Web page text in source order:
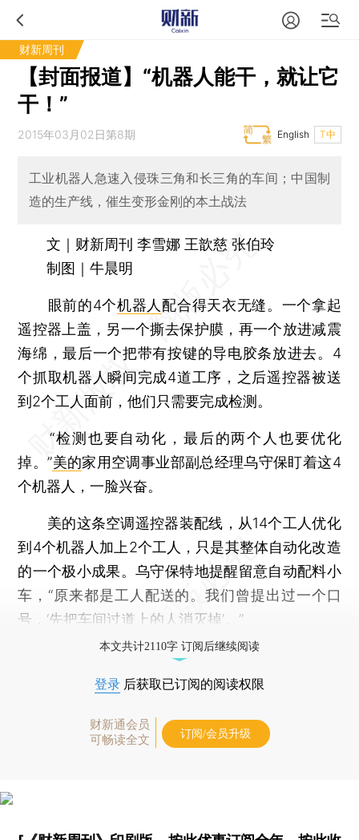
财新周刊
【封面报道】“机器人能干，就让它
干！”
2015年03月02日第8期 T中
English
工业机器人急速入侵珠三角和长三角的车间；中国制
造的生产线，催生变形金刚的本土战法
文｜财新周刊 李雪娜 王歆慈 张伯玲
制图｜牛晨明
眼前的4个机器人配合得天衣无缝。一个拿起
遥控器上盖，另一个撕去保护膜，再一个放进减震
海绵，最后一个把带有按键的导电胶条放进去。4
个抓取机器人瞬间完成4道工序，之后遥控器被送
到2个工人面前，他们只需要完成检测。
“检测也要自动化，最后的两个人也要优化
掉。”美的家用空调事业部副总经理乌守保盯着这4
个机器人，一脸兴奋。
美的这条空调遥控器装配线，从14个工人优化
到4个机器人加上2个工人，只是其整体自动化改造
的一个极小成果。乌守保特地提醒留意自动配料小
车，“原来都是工人配送的。我们曾提出过一个口
号，‘先把车间过道上的人消灭掉’。”
本文共计2110字 订阅后继续阅读
登录 后获取已订阅的阅读权限
财新通会员
可畅读全文
订阅/会员升级